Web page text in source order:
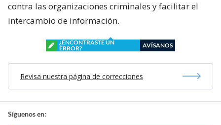
contra las organizaciones criminales y facilitar el
intercambio de información.
¿ENCONTRASTE UN
ERROR?
AVÍSANOS
Revisa nuestra página de correcciones
Síguenos en: